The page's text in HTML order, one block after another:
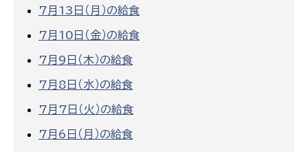
7月13日（月）の給食
7月10日（金）の給食
7月9日（木）の給食
7月8日（水）の給食
7月7日（火）の給食
7月6日（月）の給食